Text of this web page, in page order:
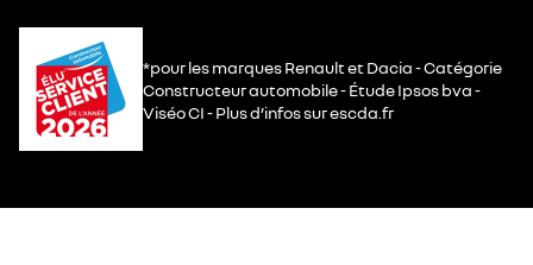
*pour les marques Renault et Dacia - Catégorie
Constructeur automobile - Étude Ipsos bva -
Viséo CI - Plus d’infos sur escda.fr